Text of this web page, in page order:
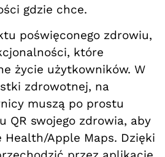
gdzie chce.
poświęconego zdrowiu,
które
życie użytkowników. W
zdrowotnej, na
muszą po prostu
QR swojego zdrowia, aby
Health/Apple Maps. Dzięki